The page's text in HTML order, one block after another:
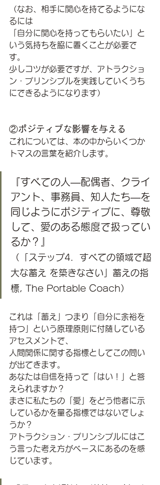
（なお、相手に関心を持てるようにな
るには
「自分に関心を持ってもらいたい」と
いう気持ちを脇に置くことが必要で
す。
少しコツが必要ですが、アトラクショ
ン・プリンシプルを実践していくうち
にできるようになります）
②ポジティブな影響を与える
これについては、本の中からいくつか
トマスの言葉を紹介します。
『すべての人—配偶者、クライ
アント、事務員、知人たち—を
同じようにポジティブに、尊敬
して、愛のある態度で扱ってい
るか？』
（「ステップ4．すべての領域で超
大な蓄え を築きなさい」蓄えの指
標, The Portable Coach）
これは「蓄え」つまり「自分に余裕を
持つ」という原理原則に付随している
アセスメントで、
人間関係に関する指標としてこの問い
が出てきます。
あなたは自信を持って「はい！」と答
えられますか？
まさに私たちの「愛」をどう他者に示
しているかを量る指標ではないでしょ
うか？
アトラクション・プリンシプルにはこ
う言った考え方がベースにあるのを感
じています。